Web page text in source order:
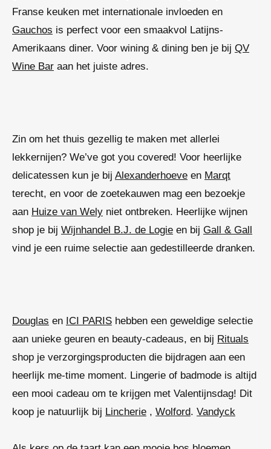
Franse keuken met internationale invloeden en
Gauchos is perfect voor een smaakvol Latijns-
Amerikaans diner. Voor wining & dining ben je bij QV
Wine Bar aan het juiste adres.
Zin om het thuis gezellig te maken met allerlei
lekkernijen? We’ve got you covered! Voor heerlijke
delicatessen kun je bij Alexanderhoeve en Marqt
terecht, en voor de zoetekauwen mag een bezoekje
aan Huize van Wely niet ontbreken. Heerlijke wijnen
shop je bij Wijnhandel B.J. de Logie en bij Gall & Gall
vind je een ruime selectie aan gedestilleerde dranken.
Douglas en ICI PARIS hebben een geweldige selectie
aan unieke geuren en beauty-cadeaus, en bij Rituals
shop je verzorgingsproducten die bijdragen aan een
heerlijk me-time moment. Lingerie of badmode is altijd
een mooi cadeau om te krijgen met Valentijnsdag! Dit
koop je natuurlijk bij Lincherie , Wolford. Vandyck